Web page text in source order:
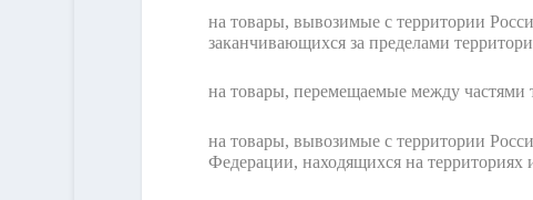
на товары, вывозимые с территории
заканчивающихся за пределами
на товары, перемещаемые между частями
на товары, вывозимые с территории
Федерации, находящихся на территориях